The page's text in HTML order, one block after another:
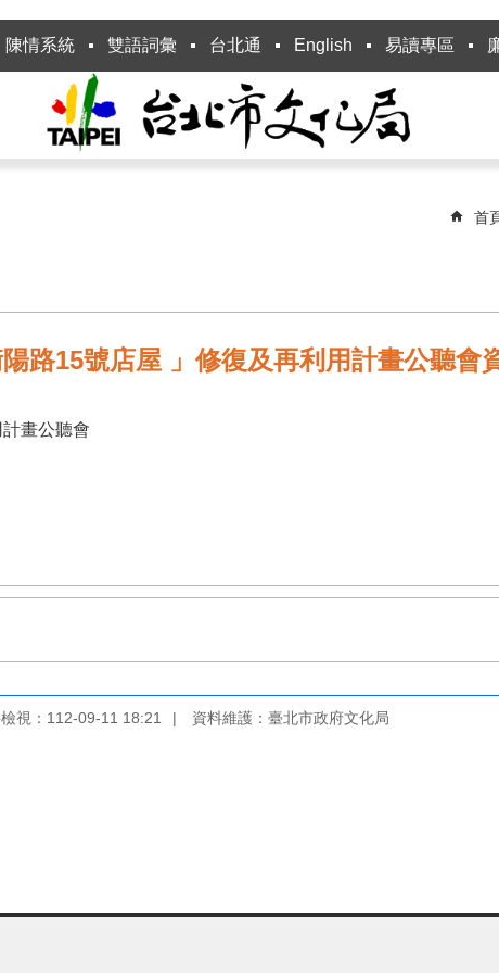
陳情系統 雙語詞彙 台北通 English 易讀專區
首
路15號店屋 」修復及再利用計畫公聽會
畫公聽會
視：112-09-11 18:21 資料維護：臺北市政府文化局